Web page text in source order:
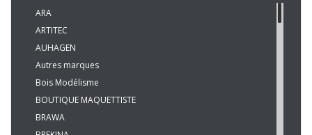
ARA
ARTITEC
AUHAGEN
Autres marques
Bois Modélisme
BOUTIQUE MAQUETTISTE
BRAWA